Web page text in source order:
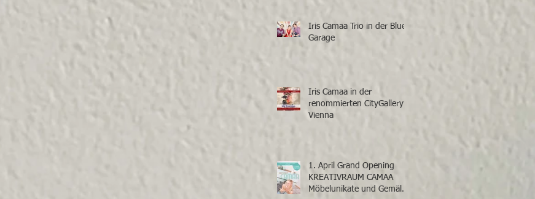
Iris Camaa Trio in der Blue
Garage
Iris Camaa in der
renommierten CityGallery
Vienna
1. April Grand Opening
KREATIVRAUM CAMAA
Möbelunikate und Gemälde